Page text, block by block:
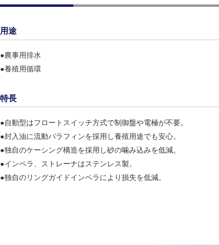
用途
●農事用排水
●養殖用循環
特長
●自動型はフロートスイッチ方式で制御盤や電極が不要。
●封入油に流動パラフィンを採用し養殖用途でも安心。
●独自のケーシング構造を採用し砂の噛み込みを低減。
●インペラ、ストレーナはステンレス製。
●独自のリングガイドインペラにより損失を低減。